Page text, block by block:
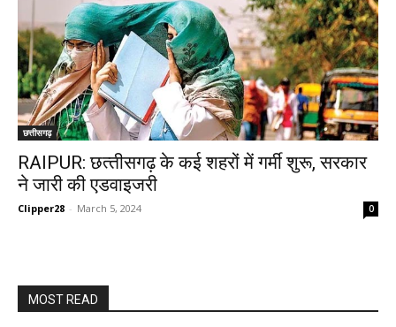
छत्तीसगढ़
RAIPUR: छत्‍तीसगढ़ के कई शहरों में गर्मी शुरू, सरकार
ने जारी की एडवाइजरी
Clipper28 - March 5, 2024 0
MOST READ